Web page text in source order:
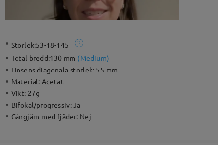
Storlek:53-18-145
Total bredd:130 mm (Medium)
Linsens diagonala storlek: 55 mm
Material: Acetat
Vikt: 27g
Bifokal/progressiv: Ja
Gångjärn med fjäder: Nej